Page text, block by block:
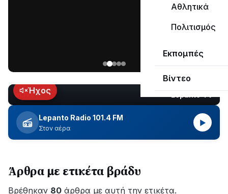
Αθλητικά
Πολιτισμός
Εκπομπές
Βίντεο
Κωτσανά
για
τα
μεγάλα
έργα
LIVEΉχος
Lepanto Radio 101.4 FM
Στον αέρα
▶
Άρθρα με ετικέτα βράδυ
Βρέθηκαν 80 άρθρα με αυτή την ετικέτα.